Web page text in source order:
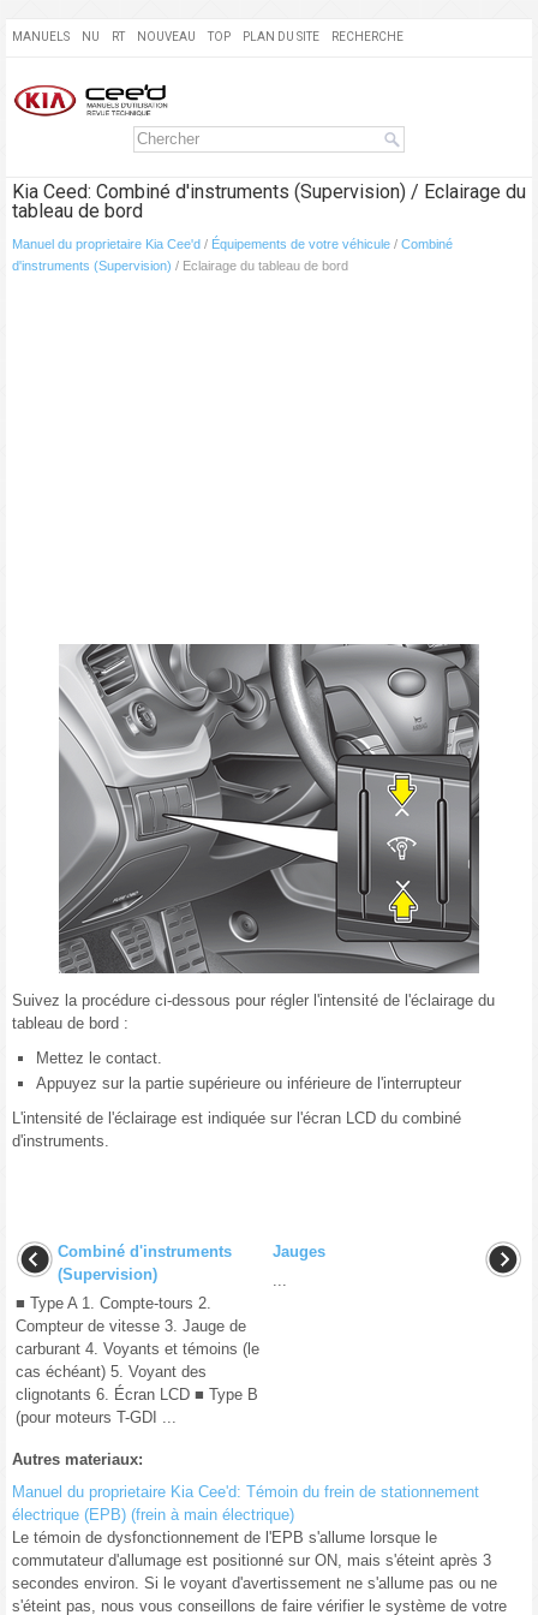
MANUELS NU RT NOUVEAU TOP PLAN DU SITE RECHERCHE
Kia Ceed: Combiné d'instruments (Supervision) / Eclairage du
tableau de bord
Manuel du proprietaire Kia Cee'd / Équipements de votre véhicule / Combiné
d'instruments (Supervision) / Eclairage du tableau de bord
Suivez la procédure ci-dessous pour régler l'intensité de l'éclairage du
tableau de bord :
Mettez le contact.
Appuyez sur la partie supérieure ou inférieure de l'interrupteur
L'intensité de l'éclairage est indiquée sur l'écran LCD du combiné
d'instruments.
Combiné d'instruments
(Supervision)
■ Type A 1. Compte-tours 2.
Compteur de vitesse 3. Jauge de
carburant 4. Voyants et témoins (le
cas échéant) 5. Voyant des
clignotants 6. Écran LCD ■ Type B
(pour moteurs T-GDI ...
Jauges
...
Autres materiaux:
Manuel du proprietaire Kia Cee'd: Témoin du frein de stationnement
électrique (EPB) (frein à main électrique)
Le témoin de dysfonctionnement de l'EPB s'allume lorsque le
commutateur d'allumage est positionné sur ON, mais s'éteint après 3
secondes environ. Si le voyant d'avertissement ne s'allume pas ou ne
s'éteint pas, nous vous conseillons de faire vérifier le système de votre